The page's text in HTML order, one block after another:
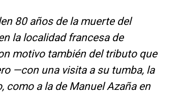
80 años de la muerte del
la localidad francesa de
motivo también del tributo que
—con una visita a su tumba, la
como a la de Manuel Azaña en